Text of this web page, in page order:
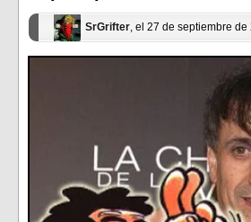
SrGrifter, el 27 de septiembre de